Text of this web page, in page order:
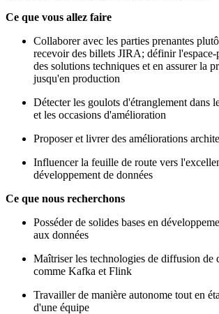
Ce que vous allez faire
Collaborer avec les parties prenantes
recevoir des billets JIRA; définir l'espace-
des solutions techniques et en assurer la
jusqu'en production
Détecter les goulots d'étranglement dans
et les occasions d'amélioration
Proposer et livrer des améliorations
Influencer la feuille de route vers
développement de données
Ce que nous recherchons
Posséder de solides bases en
aux données
Maîtriser les technologies de diffusion de
comme Kafka et Flink
Travailler de manière autonome tout en
d'une équipe